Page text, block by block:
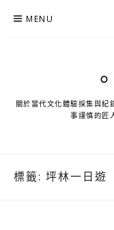
MENU
關於當代文化體驗採集與紀
事謹慎的匠
標籤: 坪林一日遊